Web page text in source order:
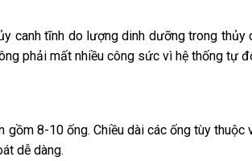
canh tĩnh do lượng dinh dưỡng trong thủy
phải mất nhiều công sức vì hệ thống tự
8-10 ống. Chiều dài các ống tùy thuộc
dễ dàng.